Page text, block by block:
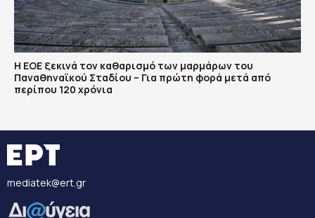
Η ΕΟΕ ξεκινά τον καθαρισμό των μαρμάρων του
Παναθηναϊκού Σταδίου – Για πρώτη φορά μετά από
περίπου 120 χρόνια
mediatek@ert.gr